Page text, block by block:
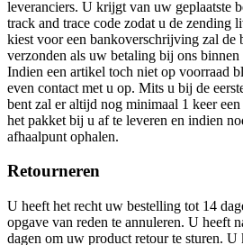
leveranciers. U krijgt van uw geplaatste
track and trace code zodat u de zending
kiest voor een bankoverschrijving zal de
verzonden als uw betaling bij ons binnen
Indien een artikel toch niet op voorraad
even contact met u op. Mits u bij de
bent zal er altijd nog minimaal 1 keer
het pakket bij u af te leveren en indien
afhaalpunt ophalen.
Retourneren
U heeft het recht uw bestelling tot 14
opgave van reden te annuleren. U heeft
dagen om uw product retour te sturen.